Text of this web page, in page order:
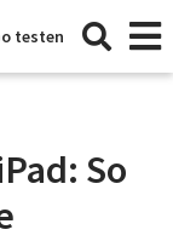
testen
So